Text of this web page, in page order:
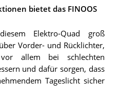
bietet das FINOOS
Elektro-Quad groß
Vorder- und Rücklichter,
allem bei schlechten
und dafür sorgen, dass
Tageslicht sicher